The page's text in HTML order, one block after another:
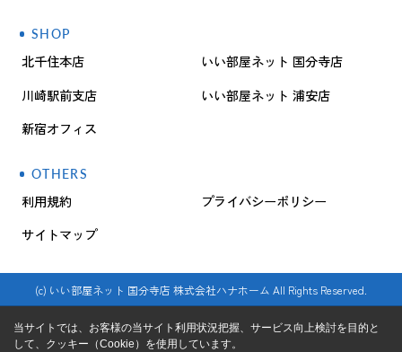
SHOP
北千住本店
川崎駅前支店
新宿オフィス
いい部屋ネット 国分寺店
いい部屋ネット 浦安店
OTHERS
利用規約
サイトマップ
プライバシーポリシー
(c) いい部屋ネット 国分寺店 株式会社ハナホーム All Rights Reserved.
当サイトでは、お客様の当サイト利用状況把握、サービス向上検討を目的と
して、クッキー（Cookie）を使用しています。